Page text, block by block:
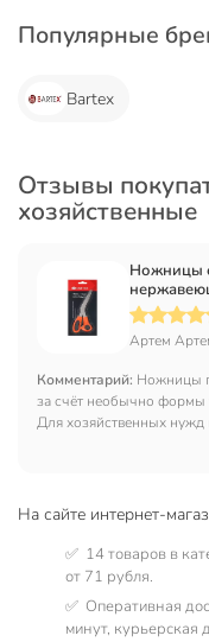
Популярные
Bartex
Отзывы
хозяйственные
Ножницы
Bartex,
Артем
Комментарий: Ножницы
за счёт необычно формы
Для хозяйственных
На сайте интернет-
✅ 14 товаров в
от 71 рубля.
✅ Оперативная
минут, курьерская